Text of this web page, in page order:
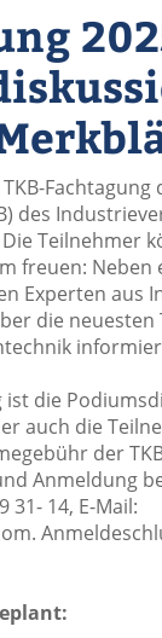
Fachtagung
des
Teilnehmer
freuen: Neben
Experten aus
die neuesten
die
auch die
der
Anmeldung
31- 14, E-Mail: